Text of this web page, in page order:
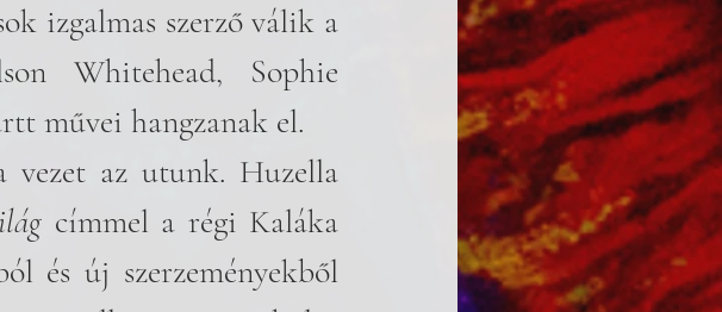
izgalmas szerző válik a
Whitehead, Sophie
művei hangzanak el.
vezet az utunk. Huzella
címmel a régi Kaláka
és új szerzeményekből